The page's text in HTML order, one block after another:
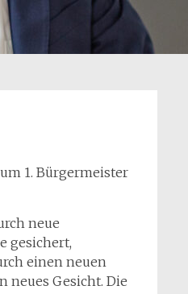
1. Bürgermeister
neue
gesichert,
einen neuen
neues Gesicht. Die